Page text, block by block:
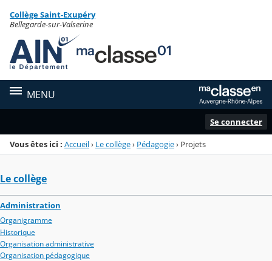
Menu de la rubrique
Contenu
Collège Saint-Exupéry
Bellegarde-sur-Valserine
MENU
Se connecter
Vous êtes ici : Accueil› Le collège› Pédagogie› Projets
Le collège
Administration
Organigramme
Historique
Organisation administrative
Organisation pédagogique